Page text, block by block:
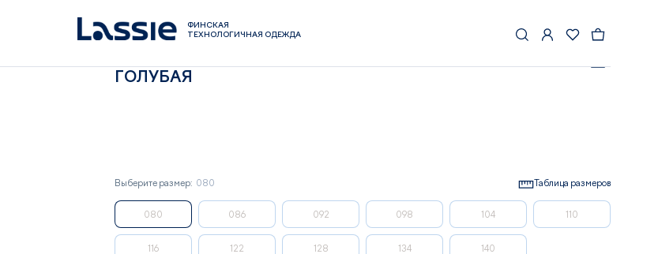
ФИНСКАЯ
ТЕХНОЛОГИЧНАЯ ОДЕЖДА
ГОЛУБАЯ
Выберите размер: 080 Таблица размеров
080 086 092 098 104 110
116 122 128 134 140